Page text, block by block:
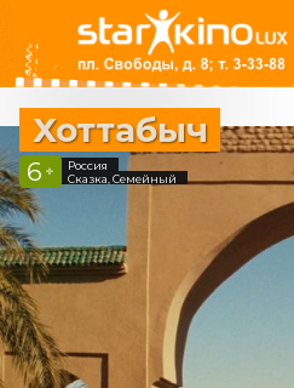
Хоттабыч
6 +
Россия
Сказка, Семейный